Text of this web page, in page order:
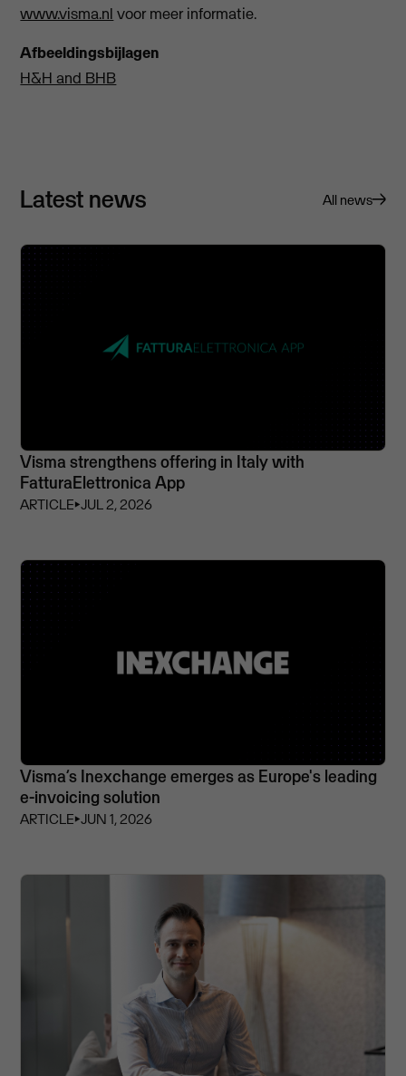
www.visma.nl voor meer informatie.
Afbeeldingsbijlagen
H&H and BHB
Latest news All news
Visma strengthens offering in Italy with
FatturaElettronica App
ARTICLE⏵JUL 2, 2026
Visma’s Inexchange emerges as Europe's leading
e-invoicing solution
ARTICLE⏵JUN 1, 2026